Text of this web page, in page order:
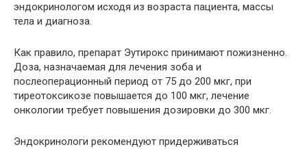
эндокринологом исходя из возраста пациента, массы
тела и диагноза.
Как правило, препарат Эутирокс принимают пожизненно.
Доза, назначаемая для лечения зоба и
послеоперационный период от 75 до 200 мкг, при
тиреотоксикозе повышается до 100 мкг, лечение
онкологии требует повышения дозировки до 300 мкг.
Эндокринологи рекомендуют придерживаться